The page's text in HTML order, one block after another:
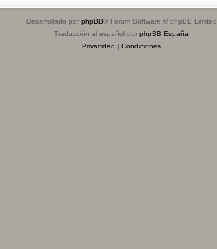
Desarrollado por phpBB® Forum Software © phpBB Limited
Traducción al español por phpBB España
Privacidad | Condiciones